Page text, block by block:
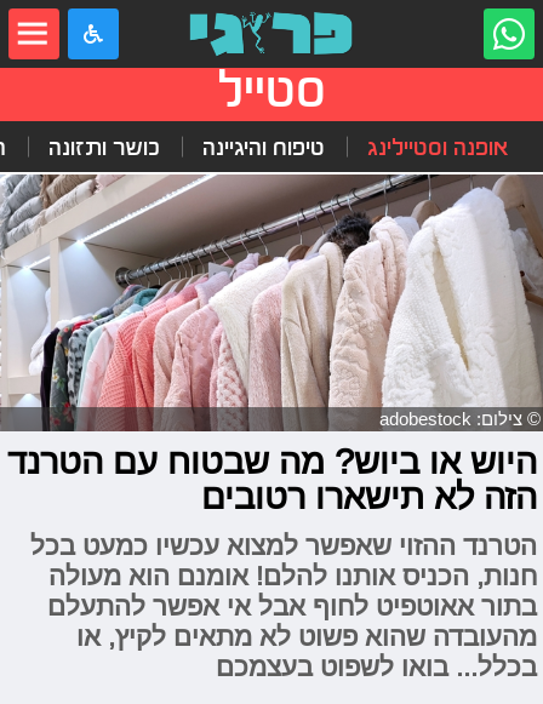
סטייל
אופנה וסטיילינג טיפוח והיגיינה כושר ותזונה
© צילום: adobestock
היוש או ביוש? מה שבטוח עם הטרנד
הזה לא תישארו רטובים
הטרנד ההזוי שאפשר למצוא עכשיו כמעט בכל
חנות, הכניס אותנו להלם! אומנם הוא מעולה
בתור אאוטפיט לחוף אבל אי אפשר להתעלם
מהעובדה שהוא פשוט לא מתאים לקיץ, או
בכלל... בואו לשפוט בעצמכם